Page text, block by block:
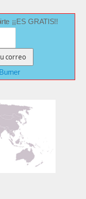
¡¡ES GRATIS!!